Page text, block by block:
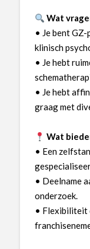
Wat
• Je bent
klinisch
• Je hebt
• Je hebt
graag met
Wat
• Een
• Deelname
onderzoek.
• Flexibiliteit